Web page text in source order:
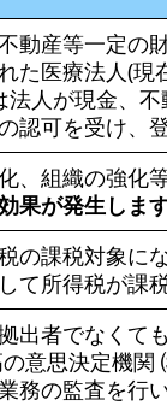
動産等一定の
た医療法人(
人が現金、
認可を受け、
、組織の強
果が発生します
の課税対象に
所得税が課税
でなくても
意思決定
監査を行い